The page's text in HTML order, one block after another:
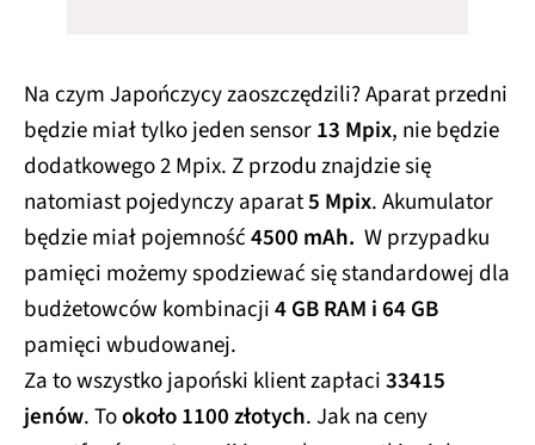
Na czym Japończycy zaoszczędzili? Aparat przedni
będzie miał tylko jeden sensor13 Mpix, nie będzie
dodatkowego 2 Mpix. Z przodu znajdzie się
natomiast pojedynczy aparat5 Mpix. Akumulator
będzie miał pojemność4500 mAh. W przypadku
pamięci możemy spodziewać się standardowej dla
budżetowców kombinacji4 GB RAM i 64 GB
pamięci wbudowanej.
Za to wszystko japoński klient zapłaci33415
jenów. Tookoło 1100 złotych. Jak na ceny